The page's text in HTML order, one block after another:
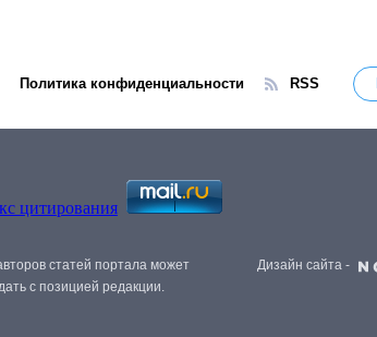
Политика конфиденциальности RSS
статей портала может
с позицией редакции.
Дизайн сайта -